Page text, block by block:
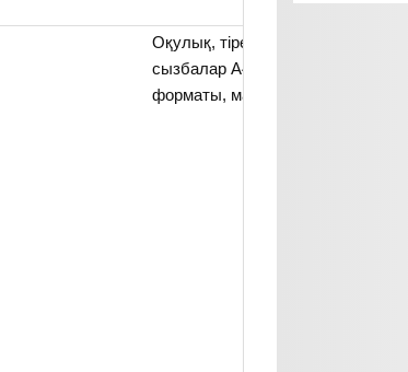
Оқулық, тірек
сызбалар А4
форматы, маркер